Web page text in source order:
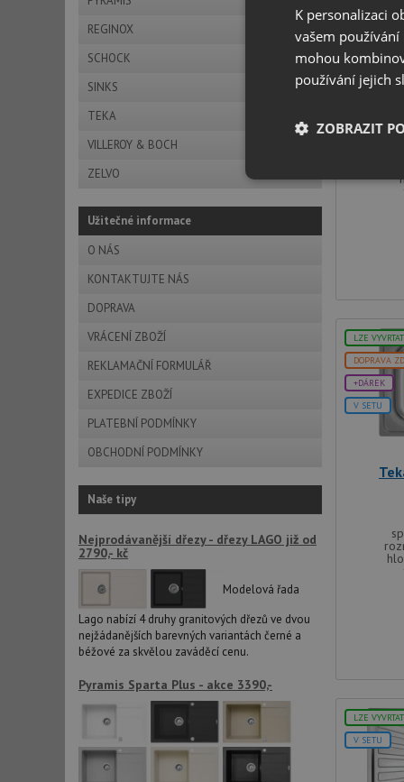
REGINOX
SCHOCK
SINKS
TEKA
VILLEROY & BOCH
ZELVO
Užitečné informace
O NÁS
KONTAKTUJTE NÁS
DOPRAVA
VRÁCENÍ ZBOŽÍ
REKLAMAČNÍ FORMULÁŘ
EXPEDICE ZBOŽÍ
PLATEBNÍ PODMÍNKY
OBCHODNÍ PODMÍNKY
Naše tipy
Nejprodávanější dřezy - dřezy LAGO již od
2790,- kč
Modelová řada
Lago nabízí 4 druhy granitových dřezů ve dvou
nejžádanějších barevných variantách černé a
béžové za skvělou zaváděcí cenu.
Pyramis Sparta Plus - akce 3390,-
Teka
LZE
DOPRAVA
+DÁREK
V SETU
LZE
V SETU
K personalizaci
vašem
mohou
používání jejich
ZOBRAZIT
Nezbytně
Nezbytně nutné
stránky nelze bez